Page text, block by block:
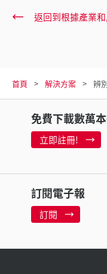
返回到根據產業
首頁 解決方案 辨
免費下載數萬
立即註冊!
訂閱電子報
訂閱